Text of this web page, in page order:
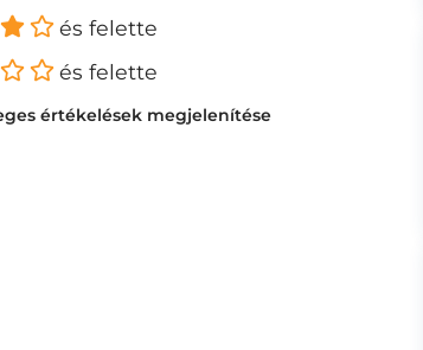
és felette
és felette
értékelések megjelenítése